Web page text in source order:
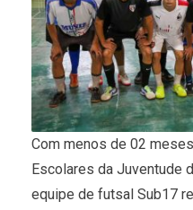
Com menos de 02
Escolares da Juventude
equipe de futsal Sub17